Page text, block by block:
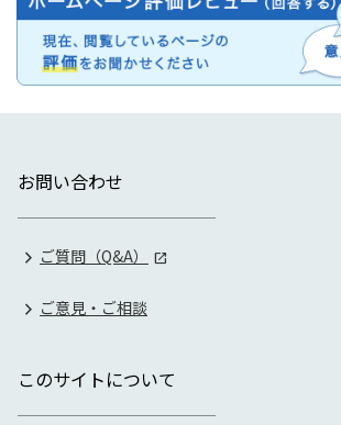
お問い合わせ
ご質問（Q&A）
ご意見・ご相談
このサイトについて